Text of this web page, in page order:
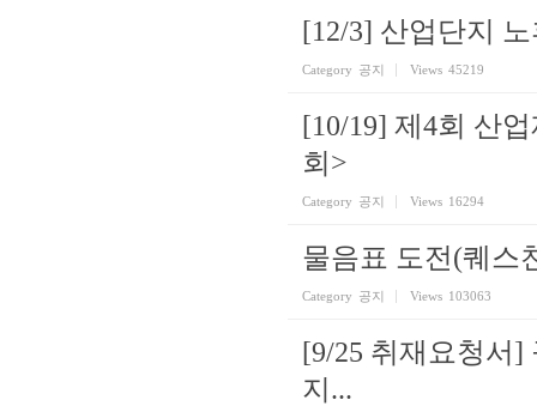
[12/3] 산업단지
Category 공지 Views 45219
[10/19] 제4회 산
회>
Category 공지 Views 16294
물음표 도전(퀘스
Category 공지 Views 103063
[9/25 취재요청서]
지...